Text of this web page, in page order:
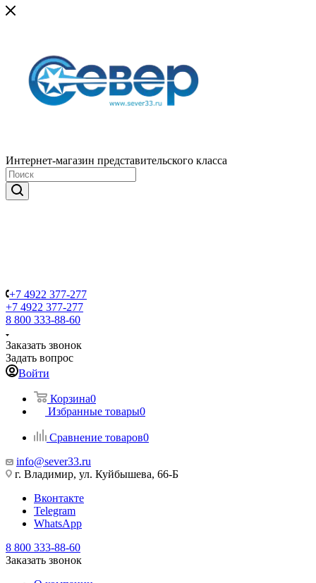
Интернет-магазин представительского класса
+7 4922 377-277
+7 4922 377-277
8 800 333-88-60
Заказать звонок
Задать вопрос
Войти
Корзина0
Избранные товары0
Сравнение товаров0
info@sever33.ru
г. Владимир, ул. Куйбышева, 66-Б
Вконтакте
Telegram
WhatsApp
8 800 333-88-60
Заказать звонок